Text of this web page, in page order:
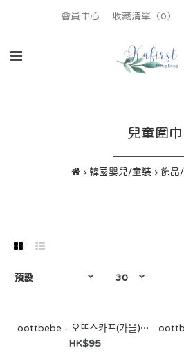
會員中心 收藏清單（0）
兒童圍巾
韓國嬰兒/童裝 飾品
oottbebe - 오뜨스카프(가을) ♡ Scarf 兒童圍巾
HK$95